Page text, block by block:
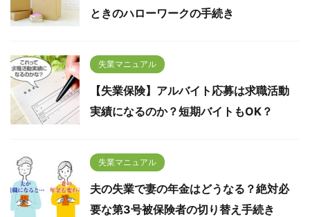
ときのハローワークの手続き
失業マニュアル
【失業保険】アルバイト応募は求職活動
実績になるのか？短期バイトもOK？
失業マニュアル
夫の失業で妻の年金はどうなる？絶対必
要な第3号被保険者の切り替え手続き